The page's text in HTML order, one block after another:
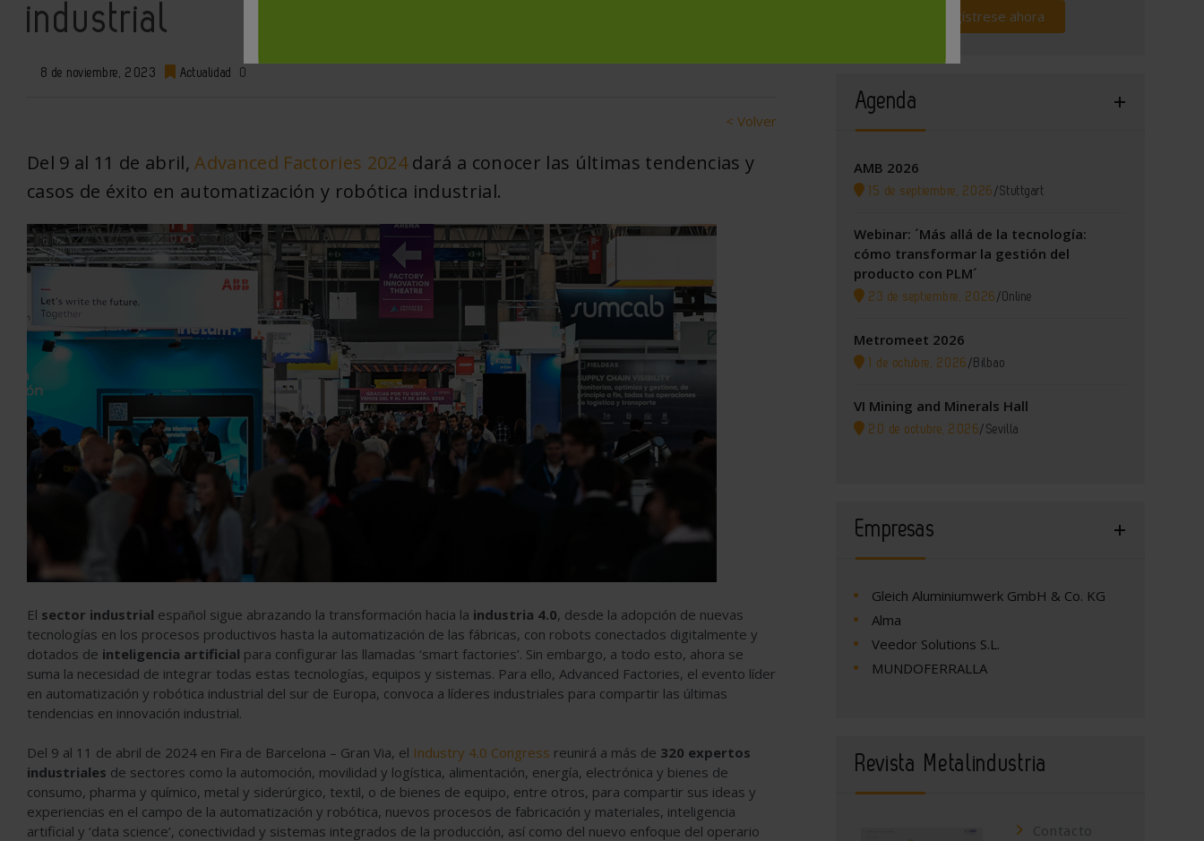
industrial
8 de noviembre, 2023 Actualidad 0
< Volver
Del 9 al 11 de abril,Advanced Factories 2024dará a conocer las últimas tendencias y
casos de éxito en automatización y robótica industrial.
El sector industrial español sigue abrazando la transformación hacia la industria 4.0, desde la adopción de nuevas
tecnologías en los procesos productivos hasta la automatización de las fábricas, con robots conectados digitalmente y
dotados de inteligencia artificial para configurar las llamadas ‘smart factories’. Sin embargo, a todo esto, ahora se
suma la necesidad de integrar todas estas tecnologías, equipos y sistemas. Para ello, Advanced Factories, el evento líder
en automatización y robótica industrial del sur de Europa, convoca a líderes industriales para compartir las últimas
tendencias en innovación industrial.
Del 9 al 11 de abril de 2024 en Fira de Barcelona – Gran Via, el Industry 4.0 Congress reunirá a más de 320 expertos
industriales de sectores como la automoción, movilidad y logística, alimentación, energía, electrónica y bienes de
consumo, pharma y químico, metal y siderúrgico, textil, o de bienes de equipo, entre otros, para compartir sus ideas y
experiencias en el campo de la automatización y robótica, nuevos procesos de fabricación y materiales, inteligencia
artificial y ‘data science’, conectividad y sistemas integrados de la producción, así como del nuevo enfoque del operario
Regístrese ahora
Agenda
AMB 2026
15 de septiembre, 2026 /Stuttgart
Webinar: ´Más allá de la tecnología:
cómo transformar la gestión del
producto con PLM´
23 de septiembre, 2026 /Online
Metromeet 2026
1 de octubre, 2026 / Bilbao
VI Mining and Minerals Hall
20 de octubre, 2026/ Sevilla
Empresas
Gleich Aluminiumwerk GmbH & Co. KG
Alma
Veedor Solutions S.L.
MUNDOFERRALLA
Revista Metalindustria
Contacto